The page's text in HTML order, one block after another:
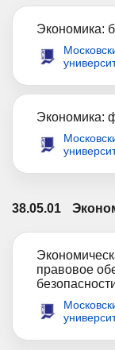
Экономика:
Экономика:
38.05.01
правовое